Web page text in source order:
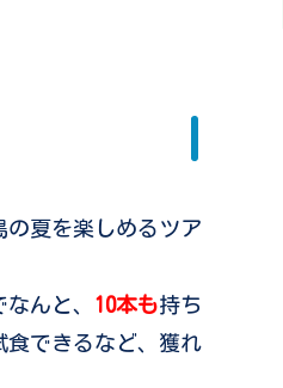
の夏を楽しめるツア
んと、 10本も持ち
食できるなど、獲れ